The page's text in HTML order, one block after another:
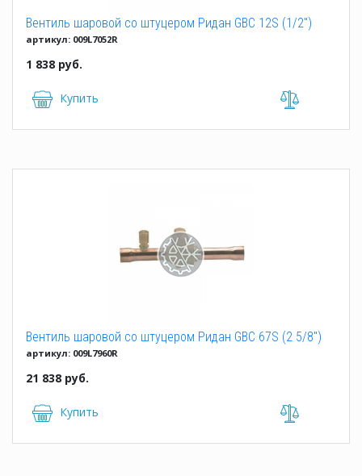
Вентиль шаровой со штуцером Ридан GBC 12S (1/2")
артикул: 009L7052R
1 838 руб.
Купить
Вентиль шаровой со штуцером Ридан GBC 67S (2 5/8")
артикул: 009L7960R
21 838 руб.
Купить